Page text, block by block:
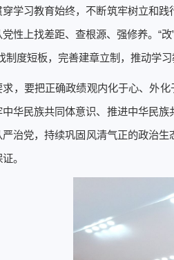
穿学习教育始终，不断筑牢树立和
性上找差距、查根源、强修养。“
制度短板，完善建章立制，推动学习
求，要把正确政绩观内化于心、外
中华民族共同体意识、推进中华民
治党，持续巩固风清气正的政治
。